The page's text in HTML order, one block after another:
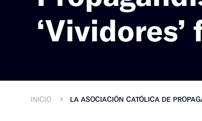
INICIO LA ASOCIACIÓN CATÓLICA DE